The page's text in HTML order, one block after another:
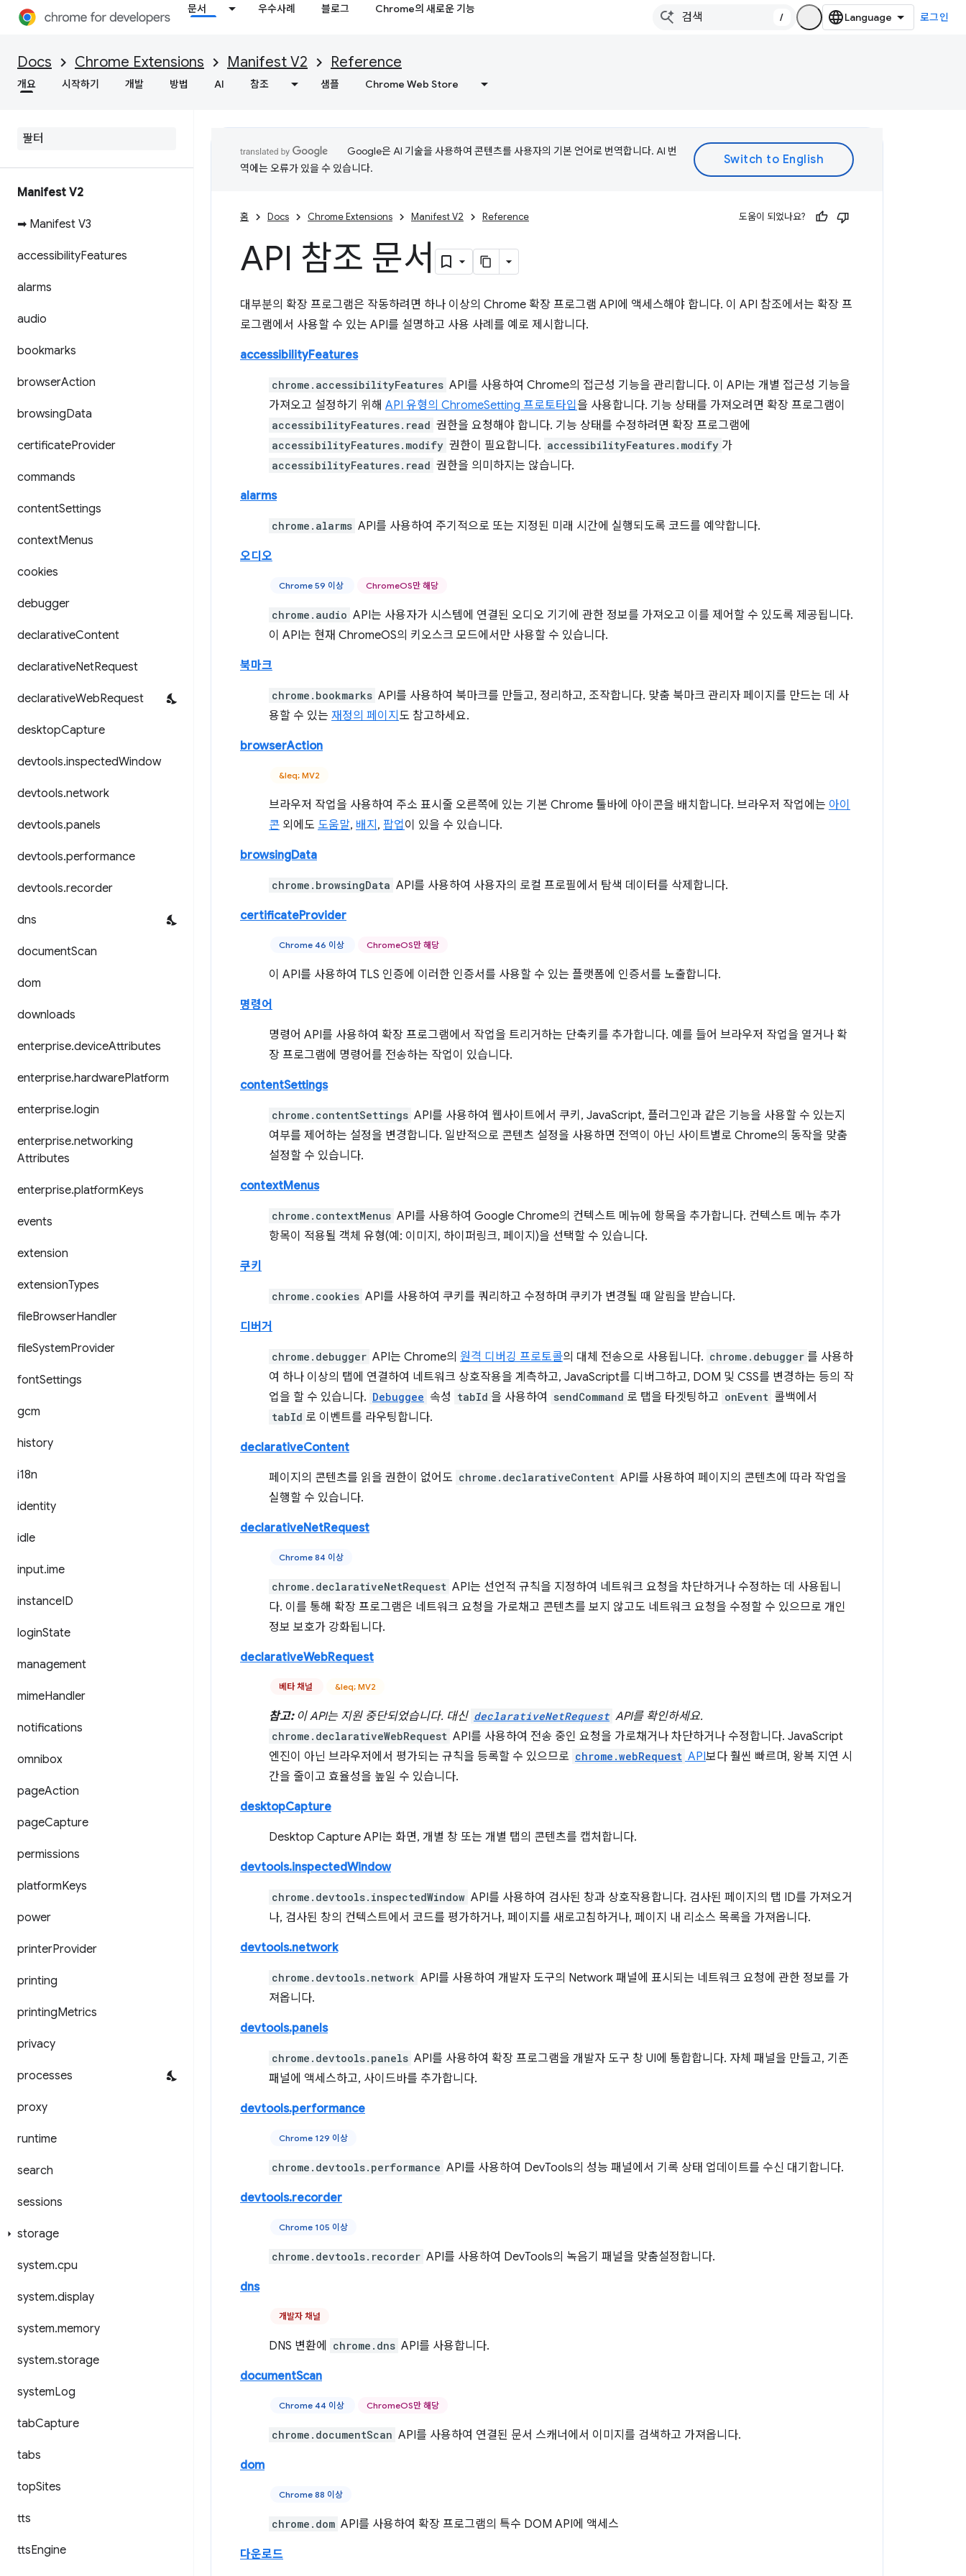
문서 우수사례 블로그 Chrome의 새로운 기능
/ 로그인
Docs Chrome Extensions Manifest V2 Reference
개요 시작하기 개발 방법 AI 참조 샘플 Chrome Web Store
Manifest V2
➡ Manifest V3
accessibilityFeatures
alarms
audio
bookmarks
browserAction
browsingData
certificateProvider
commands
contentSettings
contextMenus
cookies
debugger
declarativeContent
declarativeNetRequest
declarativeWebRequest
desktopCapture
devtools.inspectedWindow
devtools.network
devtools.panels
devtools.performance
devtools.recorder
dns
documentScan
dom
downloads
enterprise.deviceAttributes
enterprise.hardwarePlatform
enterprise.login
enterprise.networking
Attributes
enterprise.platformKeys
events
extension
extensionTypes
fileBrowserHandler
fileSystemProvider
fontSettings
gcm
history
i18n
identity
idle
input.ime
instanceID
loginState
management
mimeHandler
notifications
omnibox
pageAction
pageCapture
permissions
platformKeys
power
printerProvider
printing
printingMetrics
privacy
processes
proxy
runtime
search
sessions
storage
system.cpu
system.display
system.memory
system.storage
systemLog
tabCapture
tabs
topSites
tts
ttsEngine
Google은 AI 기술을 사용하여 콘텐츠를 사용자의 기본 언어로 번역합니다. AI 번
역에는 오류가 있을 수 있습니다.
홈 Docs Chrome Extensions Manifest V2 Reference 도움이 되었나요?
API 참조 문서
대부분의 확장 프로그램은 작동하려면 하나 이상의 Chrome 확장 프로그램 API에 액세스해야 합니다. 이 API 참조에서는 확장 프
로그램에서 사용할 수 있는 API를 설명하고 사용 사례를 예로 제시합니다.
accessibilityFeatures
chrome.accessibilityFeatures API를 사용하여 Chrome의 접근성 기능을 관리합니다. 이 API는 개별 접근성 기능을
가져오고 설정하기 위해 API 유형의 ChromeSetting 프로토타입 을 사용합니다. 기능 상태를 가져오려면 확장 프로그램이
accessibilityFeatures.read 권한을 요청해야 합니다. 기능 상태를 수정하려면 확장 프로그램에
accessibilityFeatures.modify 권한이 필요합니다. accessibilityFeatures.modify 가
accessibilityFeatures.read 권한을 의미하지는 않습니다.
alarms
chrome.alarms API를 사용하여 주기적으로 또는 지정된 미래 시간에 실행되도록 코드를 예약합니다.
오디오
Chrome 59 이상 ChromeOS만 해당
chrome.audio API는 사용자가 시스템에 연결된 오디오 기기에 관한 정보를 가져오고 이를 제어할 수 있도록 제공됩니다.
이 API는 현재 ChromeOS의 키오스크 모드에서만 사용할 수 있습니다.
북마크
chrome.bookmarks API를 사용하여 북마크를 만들고, 정리하고, 조작합니다. 맞춤 북마크 관리자 페이지를 만드는 데 사
용할 수 있는 재정의 페이지 도 참고하세요.
browserAction
&leq; MV2
브라우저 작업을 사용하여 주소 표시줄 오른쪽에 있는 기본 Chrome 툴바에 아이콘을 배치합니다. 브라우저 작업에는 아이
콘 외에도 도움말, 배지 , 팝업이 있을 수 있습니다.
browsingData
chrome.browsingData API를 사용하여 사용자의 로컬 프로필에서 탐색 데이터를 삭제합니다.
certificateProvider
Chrome 46 이상 ChromeOS만 해당
이 API를 사용하여 TLS 인증에 이러한 인증서를 사용할 수 있는 플랫폼에 인증서를 노출합니다.
명령어
명령어 API를 사용하여 확장 프로그램에서 작업을 트리거하는 단축키를 추가합니다. 예를 들어 브라우저 작업을 열거나 확
장 프로그램에 명령어를 전송하는 작업이 있습니다.
contentSettings
chrome.contentSettings API를 사용하여 웹사이트에서 쿠키, JavaScript, 플러그인과 같은 기능을 사용할 수 있는지
여부를 제어하는 설정을 변경합니다. 일반적으로 콘텐츠 설정을 사용하면 전역이 아닌 사이트별로 Chrome의 동작을 맞춤
설정할 수 있습니다.
contextMenus
chrome.contextMenus API를 사용하여 Google Chrome의 컨텍스트 메뉴에 항목을 추가합니다. 컨텍스트 메뉴 추가
항목이 적용될 객체 유형(예: 이미지, 하이퍼링크, 페이지)을 선택할 수 있습니다.
쿠키
chrome.cookies API를 사용하여 쿠키를 쿼리하고 수정하며 쿠키가 변경될 때 알림을 받습니다.
디버거
chrome.debugger API는 Chrome의 원격 디버깅 프로토콜의 대체 전송으로 사용됩니다. chrome.debugger 를 사용하
여 하나 이상의 탭에 연결하여 네트워크 상호작용을 계측하고, JavaScript를 디버그하고, DOM 및 CSS를 변경하는 등의 작
업을 할 수 있습니다. Debuggee 속성 tabId 을 사용하여 sendCommand 로 탭을 타겟팅하고 onEvent 콜백에서
tabId 로 이벤트를 라우팅합니다.
declarativeContent
페이지의 콘텐츠를 읽을 권한이 없어도 chrome.declarativeContent API를 사용하여 페이지의 콘텐츠에 따라 작업을
실행할 수 있습니다.
declarativeNetRequest
Chrome 84 이상
chrome.declarativeNetRequest API는 선언적 규칙을 지정하여 네트워크 요청을 차단하거나 수정하는 데 사용됩니
다. 이를 통해 확장 프로그램은 네트워크 요청을 가로채고 콘텐츠를 보지 않고도 네트워크 요청을 수정할 수 있으므로 개인
정보 보호가 강화됩니다.
declarativeWebRequest
베타 채널 &leq; MV2
참고:이 API는 지원 중단되었습니다. 대신 declarativeNetRequest API를 확인하세요.
chrome.declarativeWebRequest API를 사용하여 전송 중인 요청을 가로채거나 차단하거나 수정합니다. JavaScript
엔진이 아닌 브라우저에서 평가되는 규칙을 등록할 수 있으므로 chrome.webRequest API보다 훨씬 빠르며, 왕복 지연 시
간을 줄이고 효율성을 높일 수 있습니다.
desktopCapture
Desktop Capture API는 화면, 개별 창 또는 개별 탭의 콘텐츠를 캡처합니다.
devtools.inspectedWindow
chrome.devtools.inspectedWindow API를 사용하여 검사된 창과 상호작용합니다. 검사된 페이지의 탭 ID를 가져오거
나, 검사된 창의 컨텍스트에서 코드를 평가하거나, 페이지를 새로고침하거나, 페이지 내 리소스 목록을 가져옵니다.
devtools.network
chrome.devtools.network API를 사용하여 개발자 도구의 Network 패널에 표시되는 네트워크 요청에 관한 정보를 가
져옵니다.
devtools.panels
chrome.devtools.panels API를 사용하여 확장 프로그램을 개발자 도구 창 UI에 통합합니다. 자체 패널을 만들고, 기존
패널에 액세스하고, 사이드바를 추가합니다.
devtools.performance
Chrome 129 이상
chrome.devtools.performance API를 사용하여 DevTools의 성능 패널에서 기록 상태 업데이트를 수신 대기합니다.
devtools.recorder
Chrome 105 이상
chrome.devtools.recorder API를 사용하여 DevTools의 녹음기 패널을 맞춤설정합니다.
dns
개발자 채널
DNS 변환에 chrome.dns API를 사용합니다.
documentScan
Chrome 44 이상 ChromeOS만 해당
chrome.documentScan API를 사용하여 연결된 문서 스캐너에서 이미지를 검색하고 가져옵니다.
dom
Chrome 88 이상
chrome.dom API를 사용하여 확장 프로그램의 특수 DOM API에 액세스
다운로드